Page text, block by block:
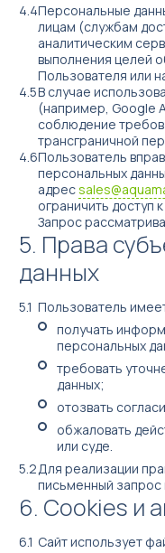
Персональные
лицам (службам
аналитическим
выполнения целей
Пользователя или
В случае
(например, Google
соблюдение
трансграничной
Пользователь
персональных
адрес
ограничить доступ
Запрос
Права
данных
Пользователь
получать
персональных
требовать
данных;
отозвать
обжаловать
или суде.
Для реализации
письменный запрос
Cookies и
Сайт использует